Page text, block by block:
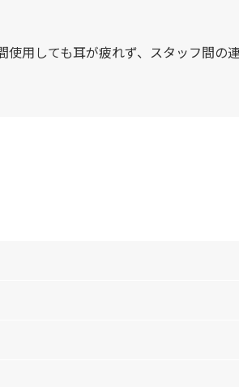
用しても耳が疲れず、スタッフ間の